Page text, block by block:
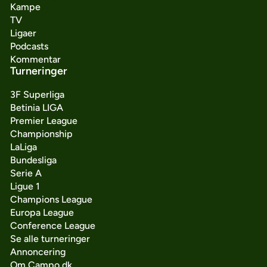
Kampe
TV
Ligaer
Podcasts
Kommentar
Turneringer
3F Superliga
Betinia LIGA
Premier League
Championship
LaLiga
Bundesliga
Serie A
Ligue 1
Champions League
Europa League
Conference League
Se alle turneringer
Annoncering